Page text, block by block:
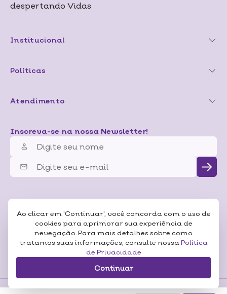
Ao clicar em 'Continuar', você concorda com o uso de
cookies para aprimorar sua experiência de
nevegação. Para mais detalhes sobre como
tratamos suas informações, consulte nossa Política
de Privacidade
Continuar
despertando Vidas
Institucional
Políticas
Atendimento
Inscreva-se na nossa Newsletter!